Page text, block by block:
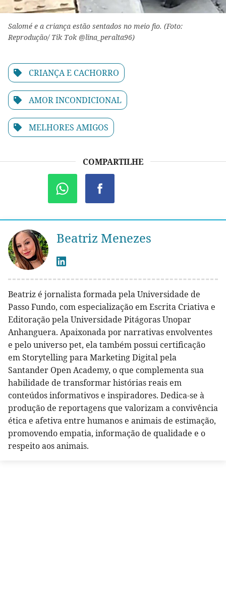
Salomé e a criança estão sentados no meio fio. (Foto:
Reprodução/ Tik Tok @lina_peralta96)
CRIANÇA E CACHORRO
AMOR INCONDICIONAL
MELHORES AMIGOS
COMPARTILHE
Beatriz Menezes
Beatriz é jornalista formada pela Universidade de
Passo Fundo, com especialização em Escrita Criativa e
Editoração pela Universidade Pitágoras Unopar
Anhanguera. Apaixonada por narrativas envolventes
e pelo universo pet, ela também possui certificação
em Storytelling para Marketing Digital pela
Santander Open Academy, o que complementa sua
habilidade de transformar histórias reais em
conteúdos informativos e inspiradores. Dedica-se à
produção de reportagens que valorizam a convivência
ética e afetiva entre humanos e animais de estimação,
promovendo empatia, informação de qualidade e o
respeito aos animais.